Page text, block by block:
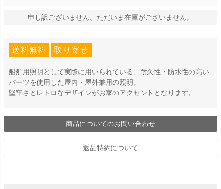
申し訳ございません。ただいま在庫がございません。
送料無料 取り寄せ
船舶用照明として実際に用いられている、耐久性・防水性の高い
パーツを使用した屋内・屋外兼用の照明。
堅牢さとレトロなデザインがお家のアクセントとなります。
商品についてのお問い合わせ
返品特約について